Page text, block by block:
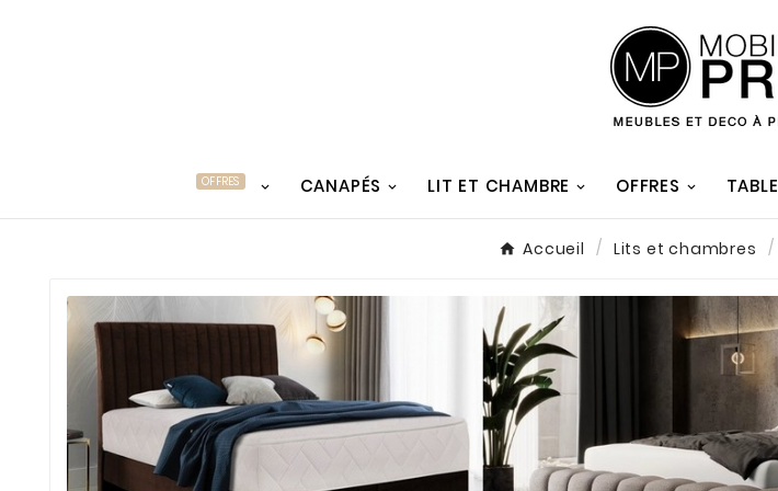
OFFRES CANAPÉS LIT ET CHAMBRE OFFRES TABLE
Accueil Lits et chambres